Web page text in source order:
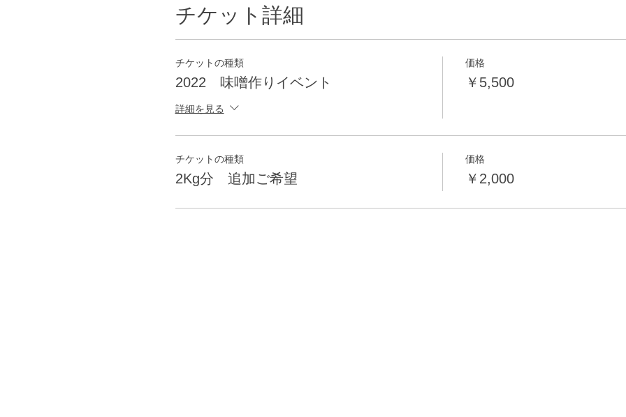
チケット詳細
チケットの種類
2022 味噌作りイベント
詳細を見る
価格
￥5,500
チケットの種類
2Kg分 追加ご希望
価格
￥2,000